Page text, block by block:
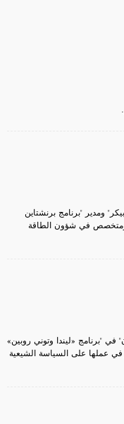
ومدير "برنامج برنشتاين
في شؤون الطاقة
في "برنامج «ليندا وتوني روبين»
عملها على السياسة الشيعية